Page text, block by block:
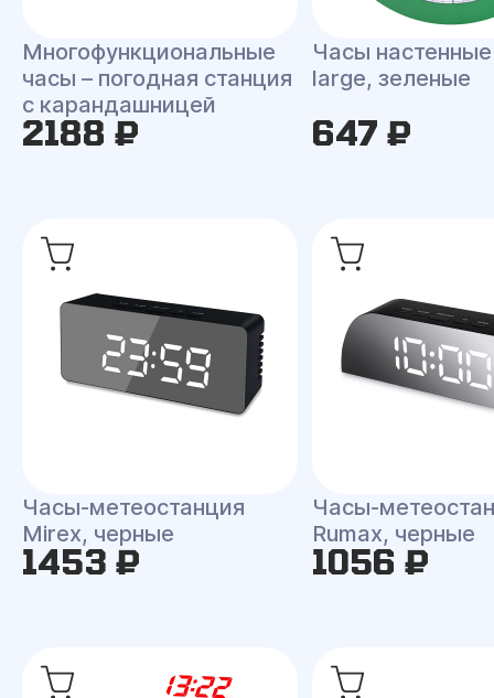
Многофункциональные
часы – погодная станция
с карандашницей
2188 ₽
Часы
large, зеленые
647 ₽
Часы-метеостанция
Mirex, черные
1453 ₽
Часы-
Rumax, черные
1056 ₽